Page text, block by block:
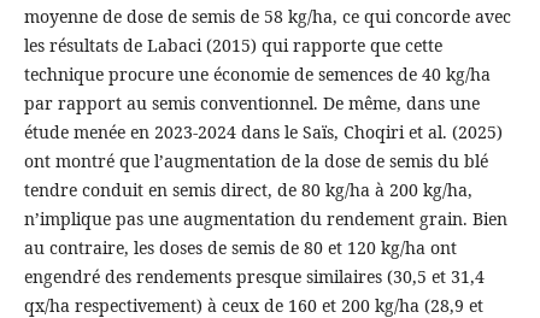
moyenne de dose de semis de 58 kg/ha, ce qui concorde avec
les résultats de Labaci (2015) qui rapporte que cette
technique procure une économie de semences de 40 kg/ha
par rapport au semis conventionnel. De même, dans une
étude menée en 2023-2024 dans le Saïs, Choqiri et al. (2025)
ont montré que l’augmentation de la dose de semis du blé
tendre conduit en semis direct, de 80 kg/ha à 200 kg/ha,
n’implique pas une augmentation du rendement grain. Bien
au contraire, les doses de semis de 80 et 120 kg/ha ont
engendré des rendements presque similaires (30,5 et 31,4
qx/ha respectivement) à ceux de 160 et 200 kg/ha (28,9 et